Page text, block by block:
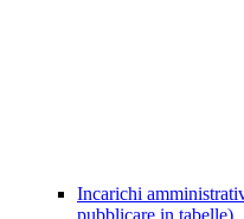
Incarichi